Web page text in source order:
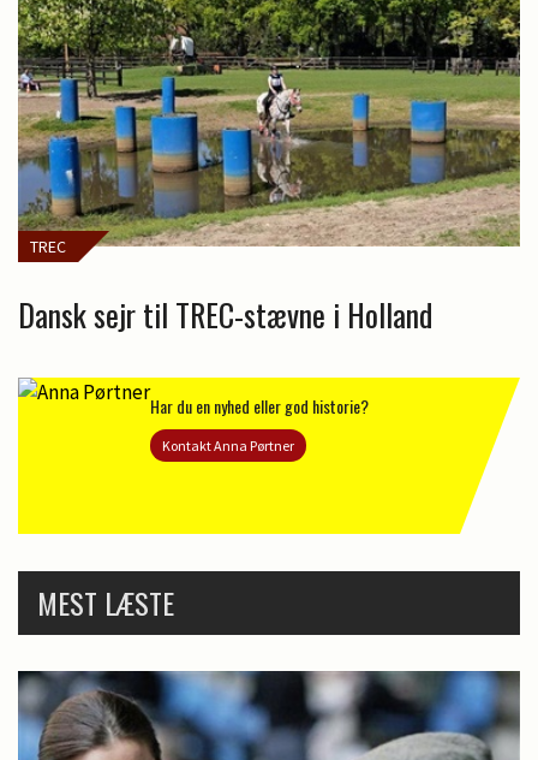
TREC
Dansk sejr til TREC-stævne i Holland
Har du en nyhed eller god historie?
Kontakt Anna Pørtner
MEST LÆSTE